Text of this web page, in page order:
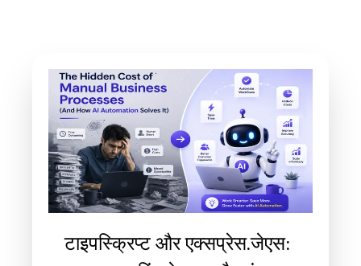
टाइपस्क्रिप्ट और एक्सप्रेस.जेएस: